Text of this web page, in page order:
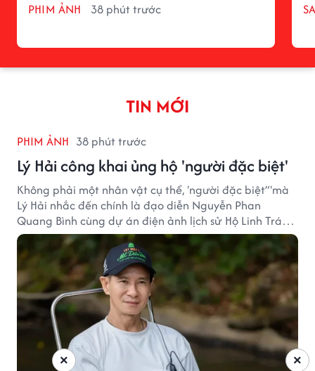
PHIM ẢNH 38 phút trước
TIN MỚI
PHIM ẢNH 38 phút trước
Lý Hải công khai ủng hộ 'người đặc biệt'
Không phải một nhân vật cụ thể, 'người đặc biệt”'mà
Lý Hải nhắc đến chính là đạo diễn Nguyễn Phan
Quang Bình cùng dự án điện ảnh lịch sử Hộ Linh Tráng
Sĩ: Bí Ẩn Mộ Vua Đinh.
×
×